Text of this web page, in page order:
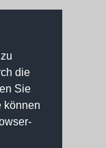
die
Sie
können